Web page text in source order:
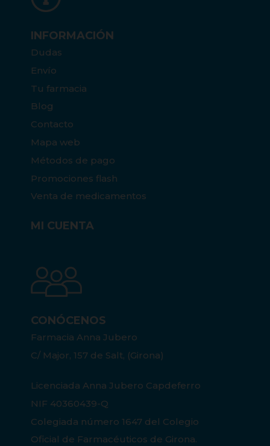
INFORMACIÓN
Dudas
Envío
Tu farmacia
Blog
Contacto
Mapa web
Métodos de pago
Promociones flash
Venta de medicamentos
MI CUENTA
CONÓCENOS
Farmacia Anna Jubero
C/ Major, 157 de Salt, (Girona)
Licenciada Anna Jubero Capdeferro
NIF 40360439-Q
Colegiada número 1647 del Colegio
Oficial de Farmacéuticos de Girona.